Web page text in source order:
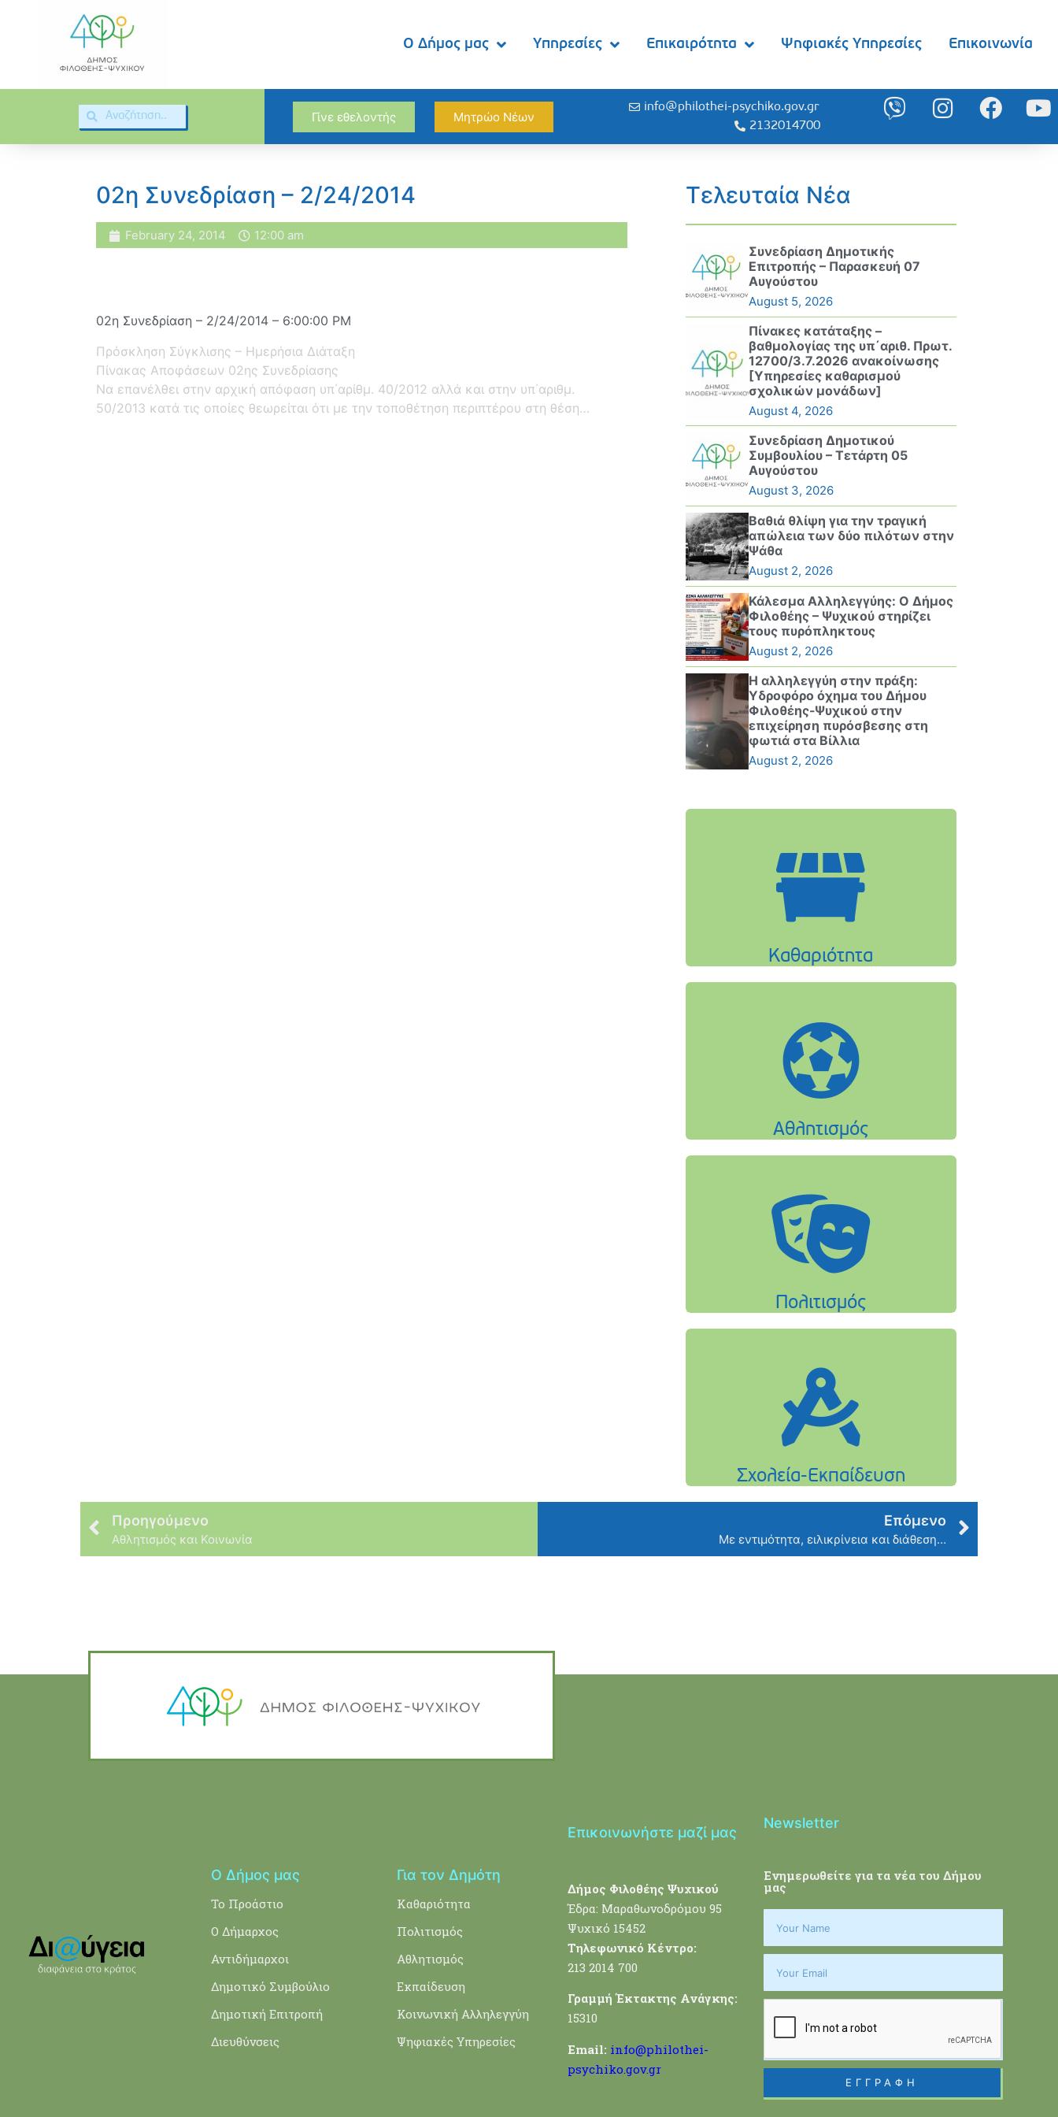
Ο Δήμος μας Υπηρεσίες Επικαιρότητα Ψηφιακές Υπηρεσίες Επικοινωνία
Γίνε εθελοντής Μητρώο Νέων
info@philothei-psychiko.gov.gr
2132014700
02η Συνεδρίαση – 2/24/2014
February 24, 2014 12:00 am
02η Συνεδρίαση – 2/24/2014 – 6:00:00 PM
Πρόσκληση Σύγκλισης – Ημερήσια Διάταξη
Πίνακας Αποφάσεων 02ης Συνεδρίασης
Να επανέλθει στην αρχική απόφαση υπ΄αρίθμ. 40/2012 αλλά και στην υπ΄αριθμ.
50/2013 κατά τις οποίες θεωρείται ότι με την τοποθέτηση περιπτέρου στη θέση…
Τελευταία Νέα
Συνεδρίαση Δημοτικής
Επιτροπής – Παρασκευή 07
Αυγούστου
August 5, 2026
Πίνακες κατάταξης –
βαθμολογίας της υπ΄αριθ. Πρωτ.
12700/3.7.2026 ανακοίνωσης
[Υπηρεσίες καθαρισμού
σχολικών μονάδων]
August 4, 2026
Συνεδρίαση Δημοτικού
Συμβουλίου – Τετάρτη 05
Αυγούστου
August 3, 2026
Βαθιά θλίψη για την τραγική
απώλεια των δύο πιλότων στην
Ψάθα
August 2, 2026
Κάλεσμα Αλληλεγγύης: Ο Δήμος
Φιλοθέης – Ψυχικού στηρίζει
τους πυρόπληκτους
August 2, 2026
Η αλληλεγγύη στην πράξη:
Υδροφόρο όχημα του Δήμου
Φιλοθέης-Ψυχικού στην
επιχείρηση πυρόσβεσης στη
φωτιά στα Βίλλια
August 2, 2026
Προηγούμενο
Αθλητισμός και Κοινωνία
Επόμενο
Με εντιμότητα, ειλικρίνεια και διάθεση…
Ο Δήμος μας
Το Προάστιο
Ο Δήμαρχος
Αντιδήμαρχοι
Δημοτικό Συμβούλιο
Δημοτική Επιτροπή
Διευθύνσεις
Για τον Δημότη
Καθαριότητα
Πολιτισμός
Αθλητισμός
Εκπαίδευση
Κοινωνική Αλληλεγγύη
Ψηφιακές Υπηρεσίες
Επικοινωνήστε μαζί μας
Δήμος Φιλοθέης Ψυχικού
Έδρα: Μαραθωνοδρόμου 95
Ψυχικό 15452
Τηλεφωνικό Κέντρο:
213 2014 700
Γραμμή Έκτακτης Ανάγκης:
15310
Email: info@philothei-
psychiko.gov.gr
Newsletter
Ενημερωθείτε για τα νέα του Δήμου
μας
ΕΓΓΡΑΦΗ